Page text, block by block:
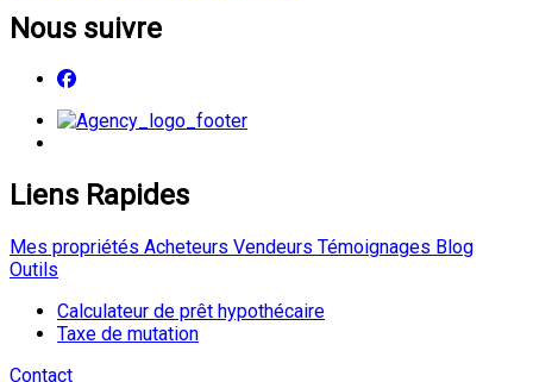
Nous suivre
Liens Rapides
Mes propriétés Acheteurs Vendeurs Témoignages Blog
Outils
Calculateur de prêt hypothécaire
Taxe de mutation
Contact